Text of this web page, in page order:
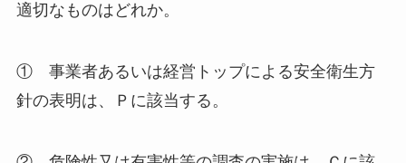
適切なものはどれか。
① 事業者あるいは経営トップによる安全衛生方
針の表明は、Ｐに該当する。